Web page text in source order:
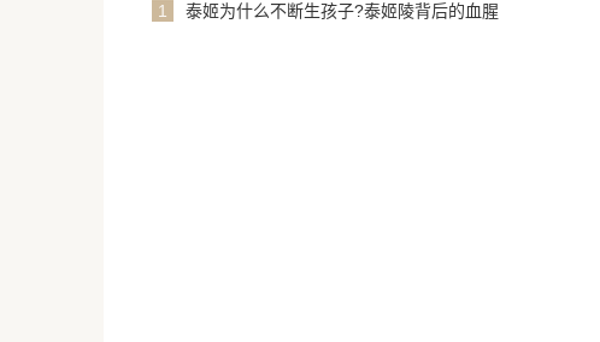
1
泰姬为什么不断生孩子?泰姬陵背后的血腥